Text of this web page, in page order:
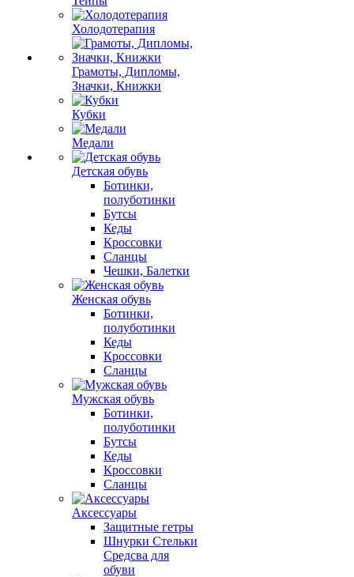
Холодотерапия
Грамоты, Дипломы,
Значки, Книжки
Кубки
Медали
Детская обувь
Ботинки,
полуботинки
Бутсы
Кеды
Кроссовки
Сланцы
Чешки, Балетки
Женская обувь
Ботинки,
полуботинки
Кеды
Кроссовки
Сланцы
Мужская обувь
Ботинки,
полуботинки
Бутсы
Кеды
Кроссовки
Сланцы
Аксессуары
Защитные гетры
Шнурки Стельки
Средсва для
обуви